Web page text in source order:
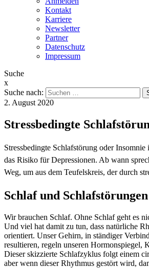
Kontakt
Karriere
Newsletter
Partner
Datenschutz
Impressum
Suche
x
Suche nach:
2. August 2020
Stressbedingte
Stressbedingte Schlafstörung oder
das Risiko für Depressionen. Ab wann
Weg, um aus dem Teufelskreis, der durch
Schlaf und Schlafstörungen
Wir brauchen Schlaf. Ohne Schlaf geht es
Und viel hat damit zu tun, dass natürliche
orientiert. Unser Gehirn, in ständiger
resultieren, regeln unseren Hormonspiegel,
Dieser skizzierte Schlafzyklus folgt einem
aber wenn dieser Rhythmus gestört wird,